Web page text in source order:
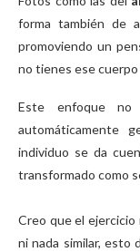
forma también de
promoviendo un
no tienes ese cuerpo
Este enfoque
automáticamente
individuo se da
transformado como
Creo que el
ni nada similar, esto